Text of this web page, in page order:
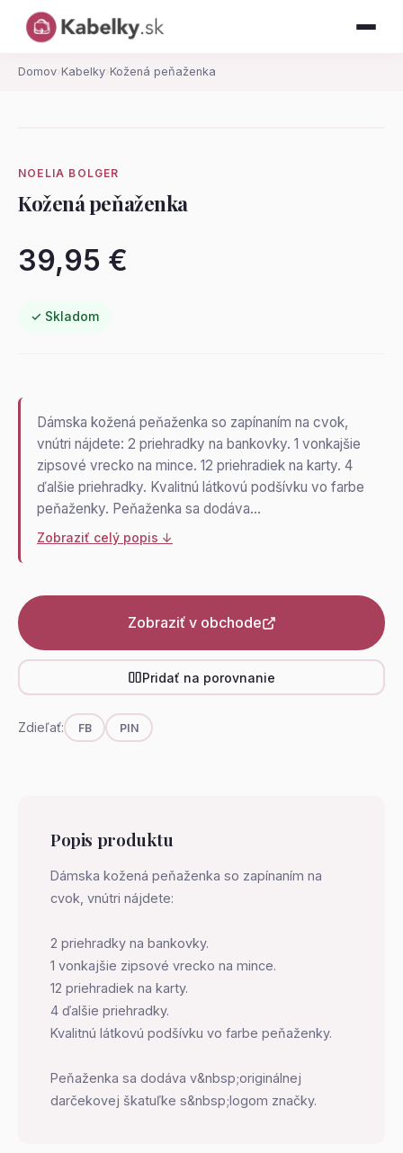
Domov› Kabelky› Kožená peňaženka
NOELIA BOLGER
Kožená peňaženka
39,95 €
✓ Skladom
Dámska kožená peňaženka so zapínaním na cvok,
vnútri nájdete: 2 priehradky na bankovky. 1 vonkajšie
zipsové vrecko na mince. 12 priehradiek na karty. 4
ďalšie priehradky. Kvalitnú látkovú podšívku vo farbe
peňaženky. Peňaženka sa dodáva…
Zobraziť celý popis ↓
Zobraziť v obchode
Pridať na porovnanie
Zdieľať: FB PIN
Popis produktu
Dámska kožená peňaženka so zapínaním na
cvok, vnútri nájdete:
2 priehradky na bankovky.
1 vonkajšie zipsové vrecko na mince.
12 priehradiek na karty.
4 ďalšie priehradky.
Kvalitnú látkovú podšívku vo farbe peňaženky.
Peňaženka sa dodáva v&nbsp;originálnej
darčekovej škatuľke s&nbsp;logom značky.